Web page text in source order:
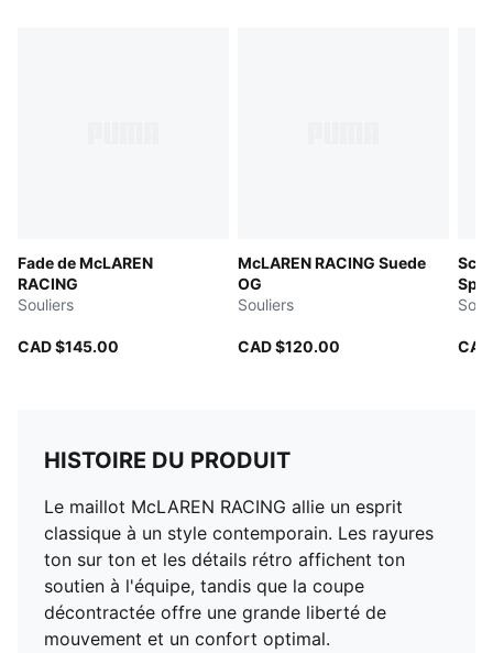
Fade de McLAREN
RACING
Souliers
CAD $145.00
McLAREN RACING Suede
OG
Souliers
CAD $120.00
HISTOIRE DU PRODUIT
Le maillot McLAREN RACING allie un esprit
classique à un style contemporain. Les rayures
ton sur ton et les détails rétro affichent ton
soutien à l'équipe, tandis que la coupe
décontractée offre une grande liberté de
mouvement et un confort optimal.